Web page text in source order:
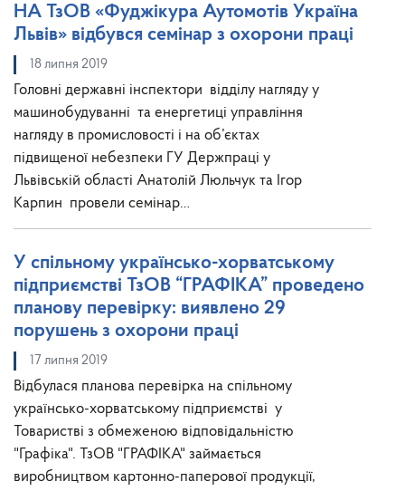
НА ТзОВ «Фуджікура Аутомотів Україна
Львів» відбувся семінар з охорони праці
18 липня 2019
Головні державні інспектори відділу нагляду у
машинобудуванні та енергетиці управління
нагляду в промисловості і на об’єктах
підвищеної небезпеки ГУ Держпраці у
Львівській області Анатолій Люльчук та Ігор
Карпин провели семінар…
У спільному українсько-хорватському
підприємстві ТзОВ “ГРАФІКА” проведено
планову перевірку: виявлено 29
порушень з охорони праці
17 липня 2019
Відбулася планова перевірка на спільному
українсько-хорватському підприємстві у
Товаристві з обмеженою відповідальністю
"Графіка". ТзОВ "ГРАФІКА" займається
виробництвом картонно-паперової продукції,